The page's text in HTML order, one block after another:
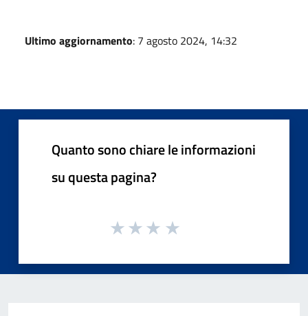
Ultimo aggiornamento: 7 agosto 2024, 14:32
Quanto sono chiare le informazioni
su questa pagina?